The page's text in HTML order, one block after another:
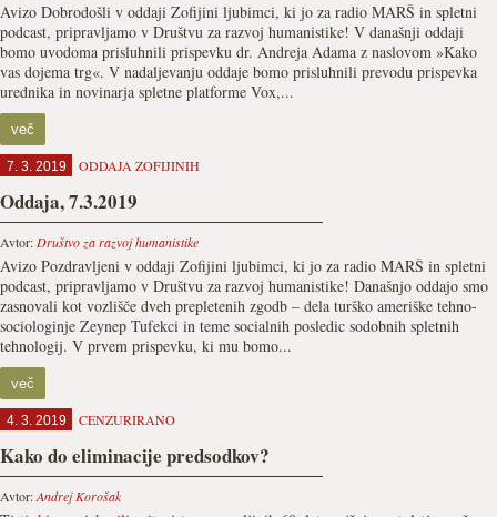
Avizo Dobrodošli v oddaji Zofijini ljubimci, ki jo za radio MARŠ in spletni
podcast, pripravljamo v Društvu za razvoj humanistike! V današnji oddaji
bomo uvodoma prisluhnili prispevku dr. Andreja Adama z naslovom »Kako
vas dojema trg«. V nadaljevanju oddaje bomo prisluhnili prevodu prispevka
urednika in novinarja spletne platforme Vox,...
več
7. 3. 2019 ODDAJA ZOFIJINIH
Oddaja, 7.3.2019
Avtor: Društvo za razvoj humanistike
Avizo Pozdravljeni v oddaji Zofijini ljubimci, ki jo za radio MARŠ in spletni
podcast, pripravljamo v Društvu za razvoj humanistike! Današnjo oddajo smo
zasnovali kot vozlišče dveh prepletenih zgodb – dela turško ameriške tehno-
sociologinje Zeynep Tufekci in teme socialnih posledic sodobnih spletnih
tehnologij. V prvem prispevku, ki mu bomo...
več
4. 3. 2019 CENZURIRANO
Kako do eliminacije predsodkov?
Avtor:Andrej Korošak